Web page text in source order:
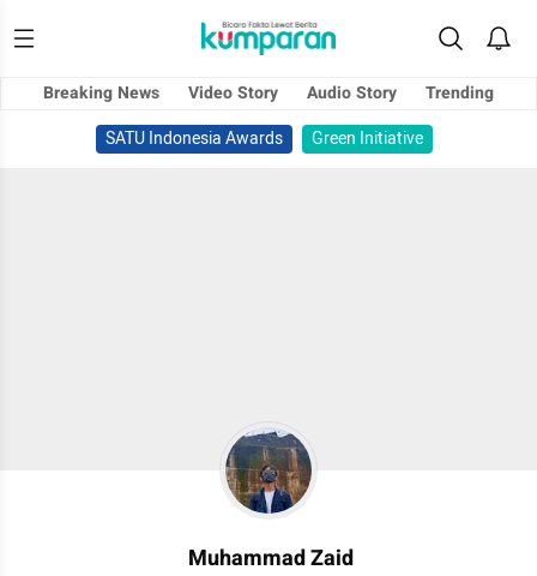
Breaking News Video Story Audio Story
Trending
SATU Indonesia Awards
Green Initiative
Muhammad Zaid